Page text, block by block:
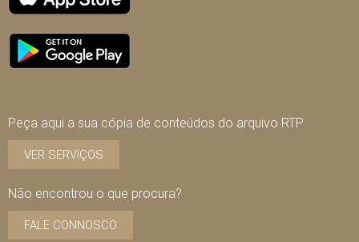
Peça aqui a sua cópia de conteúdos do arquivo RTP
VER SERVIÇOS
Não encontrou o que procura?
FALE CONNOSCO